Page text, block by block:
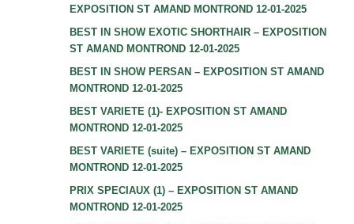
EXPOSITION ST AMAND MONTROND 12-01-2025
BEST IN SHOW EXOTIC SHORTHAIR – EXPOSITION
ST AMAND MONTROND 12-01-2025
BEST IN SHOW PERSAN – EXPOSITION ST AMAND
MONTROND 12-01-2025
BEST VARIETE (1)- EXPOSITION ST AMAND
MONTROND 12-01-2025
BEST VARIETE (suite) – EXPOSITION ST AMAND
MONTROND 12-01-2025
PRIX SPECIAUX (1) – EXPOSITION ST AMAND
MONTROND 12-01-2025